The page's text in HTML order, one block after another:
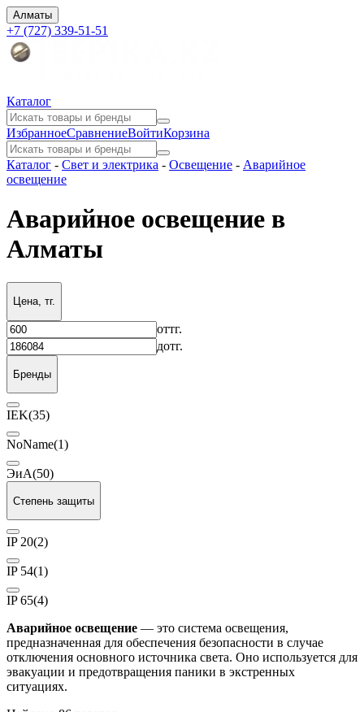
Алматы
+7 (727) 339-51-51
Каталог
ИзбранноеСравнениеВойтиКорзина
Каталог - Свет и электрика - Освещение - Аварийное
освещение
Аварийное освещение в
Алматы
Цена, тг.
оттг.
дотг.
Бренды
IEK(35)
NoName(1)
ЭиА(50)
Степень защиты
IP 20(2)
IP 54(1)
IP 65(4)
Аварийное освещение — это система освещения,
предназначенная для обеспечения безопасности в случае
отключения основного источника света. Оно используется для
эвакуации и предотвращения паники в экстренных
ситуациях.